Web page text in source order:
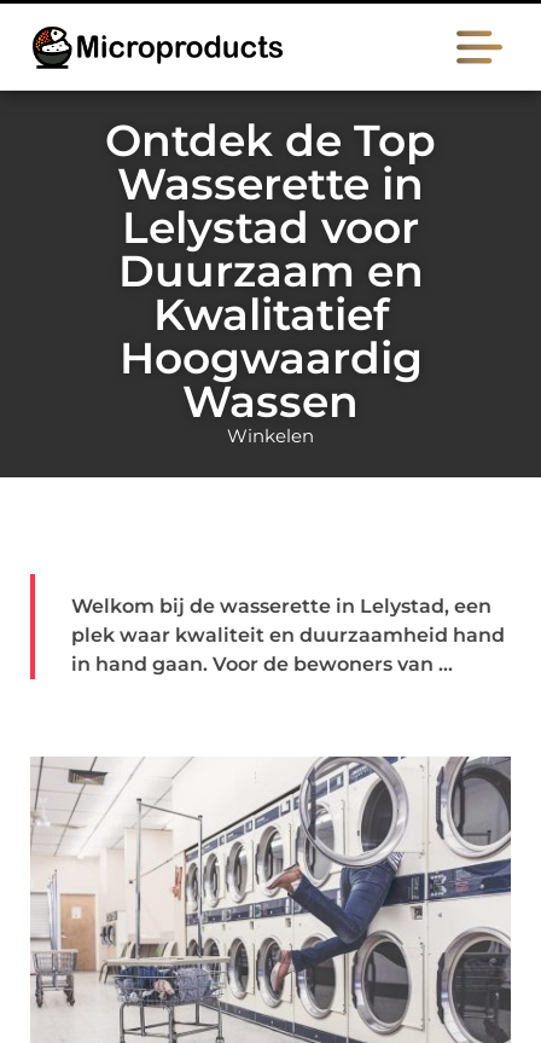
Ontdek de Top
Wasserette in
Lelystad voor
Duurzaam en
Kwalitatief
Hoogwaardig
Wassen
Winkelen
Welkom bij de wasserette in Lelystad, een
plek waar kwaliteit en duurzaamheid hand
in hand gaan. Voor de bewoners van ...